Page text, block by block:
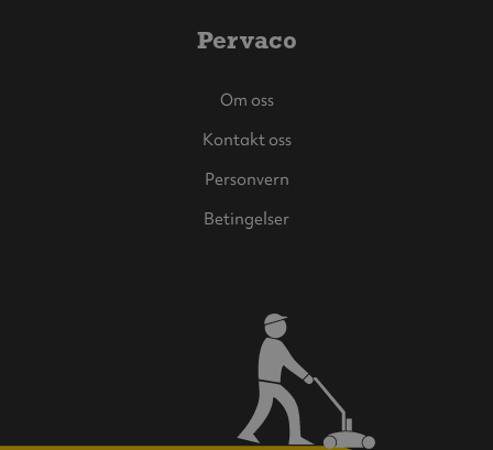
Pervaco
Om oss
Kontakt oss
Personvern
Betingelser